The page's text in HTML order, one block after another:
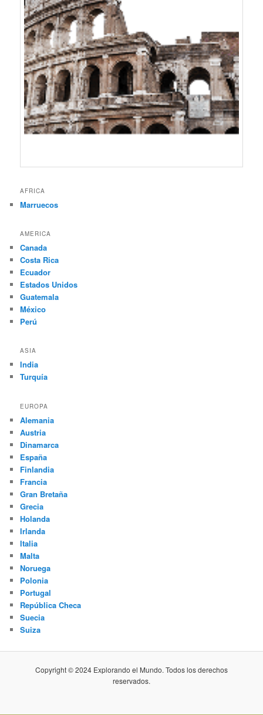
AFRICA
Marruecos
AMERICA
Canada
Costa Rica
Ecuador
Estados Unidos
Guatemala
México
Perú
ASIA
India
Turquía
EUROPA
Alemania
Austria
Dinamarca
España
Finlandia
Francia
Gran Bretaña
Grecia
Holanda
Irlanda
Italia
Malta
Noruega
Polonia
Portugal
República Checa
Suecia
Suiza
Copyright © 2024 Explorando el Mundo. Todos los derechos
reservados.